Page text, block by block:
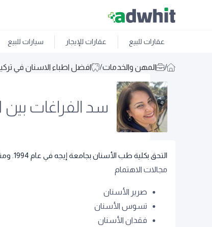
عقارات للبيع عقارات للإيجار سيارات للبيع
/ المهن والخدمات/ افضل اطباء الاسنان في
سد الفراغات بين
التحق بكلية طب الأسنان بجامعة إيجه في عام 1994. ومنذ عام 2002 يقدم خدماته في عيادته الخاصة الواقعة في إيتشيرينكوي/أتاشهير.
مجالات الاهتمام
صرير الأسنان
تسوس الأسنان
فقدان الأسنان